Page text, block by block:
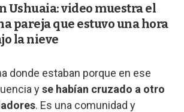
Ushuaia: video muestra el
pareja que estuvo una hora
la nieve
donde estaban porque en ese
yse habían cruzado a otro
. Es una comunidad y